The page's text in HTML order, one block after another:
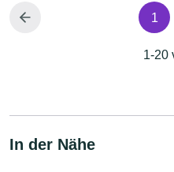
1
1-20
In der Nähe